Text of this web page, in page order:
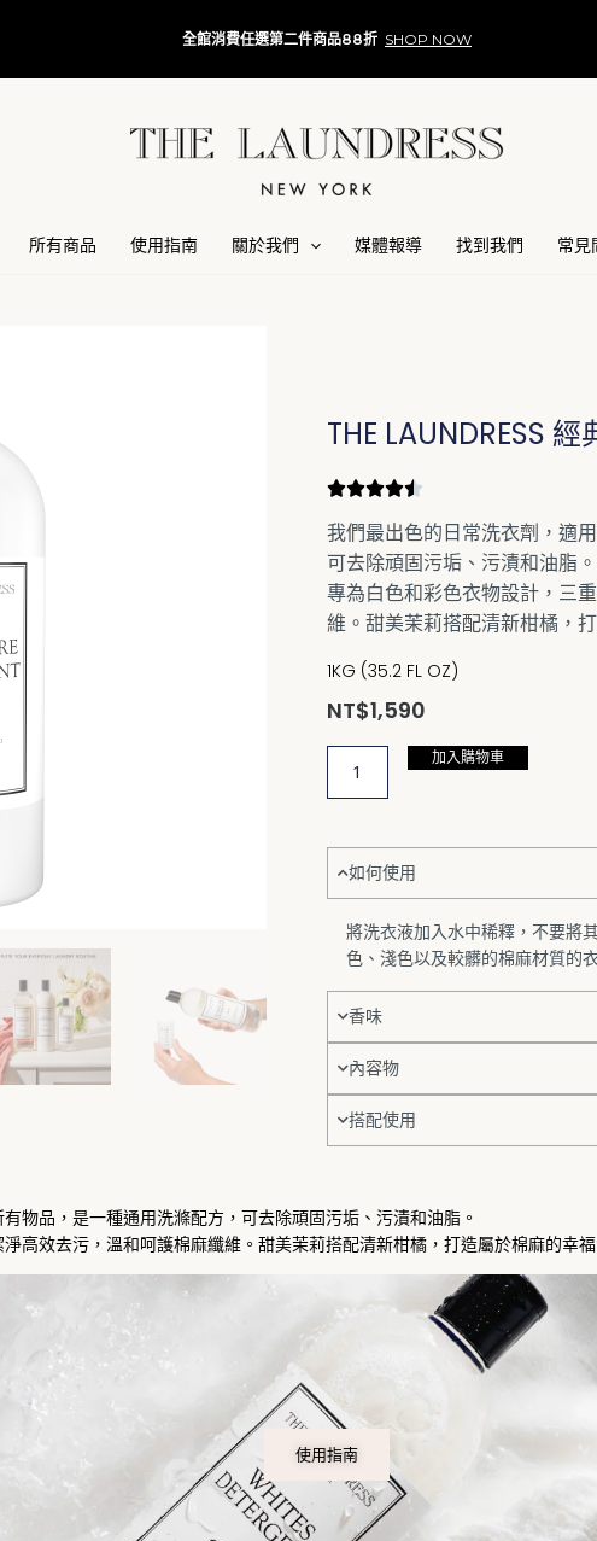
全館消費任選第二件商品88折 SHOP NOW
所有商品 使用指南 關於我們 媒體報導 找到我們 常見
THE LAUNDRESS
我們最出色的日常洗衣劑，適
可去除頑固污垢、污漬和油脂。
專為白色和彩色衣物設計，三
維。甜美茉莉搭配清新柑橘，
1KG (35.2 FL OZ)
NT$1,590
典
洗
Classic
香
氛
1KG
數
加入購物車
如何使用
將洗衣液加入水中稀釋，不要將
色、淺色以及較髒的棉麻材質的
香味
內容物
搭配使用
物品，是一種通用洗滌配方，可去除頑固污垢、污漬和油脂。
高效去污，溫和呵護棉麻纖維。甜美茉莉搭配清新柑橘，打造屬於棉麻的幸
使用指南